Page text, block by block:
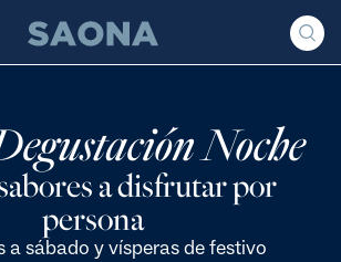
Grupo Saona
Noche
a disfrutar por
persona
a sábado y vísperas de festivo